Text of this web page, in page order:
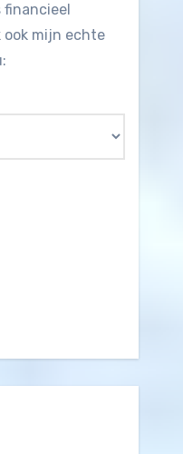
financieel
mijn echte